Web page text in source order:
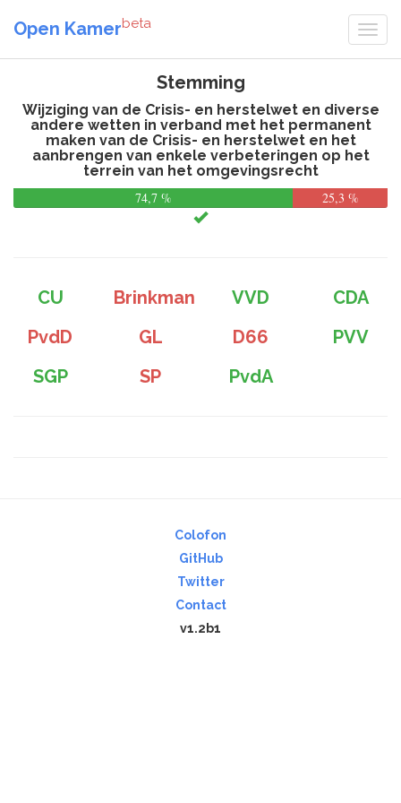
Open Kamerbeta
Stemming
Wijziging van de Crisis- en herstelwet en diverse
andere wetten in verband met het permanent
maken van de Crisis- en herstelwet en het
aanbrengen van enkele verbeteringen op het
terrein van het omgevingsrecht
74,7 %
25,3 %
CU Brinkman VVD
CDA
PvdD
GL D66
PVV
SGP
SP PvdA
Colofon
GitHub
Twitter
Contact
v1.2b1